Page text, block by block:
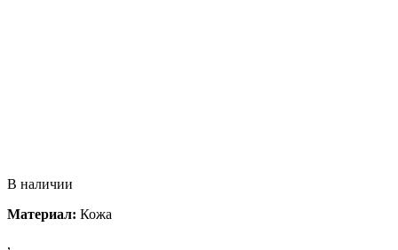
В наличии
Материал: Кожа
,